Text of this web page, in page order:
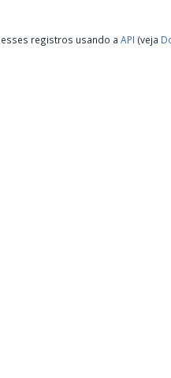
registros usando a API (veja